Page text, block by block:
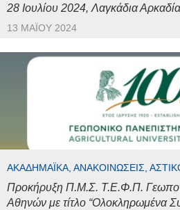
28 Ιουλίου 2024, Λαγκάδια
13 ΜΑΪ́ΟΥ 2024
ΑΚΑΔΗΜΑΪΚΆ, ΑΝΑΚΟΙΝΏΣΕΙΣ,
Προκήρυξη Π.Μ.Σ. Τ.Ε.Φ.Π.
Αθηνών με τίτλο “Ολοκληρωμένα